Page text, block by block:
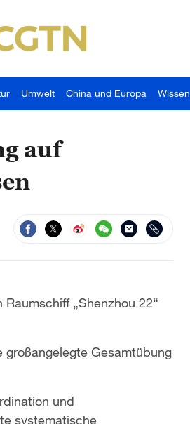
Umwelt China und Europa Wissen
auf
„Shenzhou 22“
Gesamtübung
und
systematische